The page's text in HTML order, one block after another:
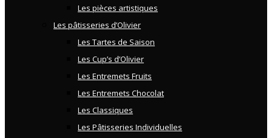
Les pièces artistiques
Les pâtisseries d’Olivier
Les Tartes de Saison
Les Cup’s d’Olivier
Les Entremets Fruits
Les Entremets Chocolat
Les Classiques
Les Pâtisseries Individuelles